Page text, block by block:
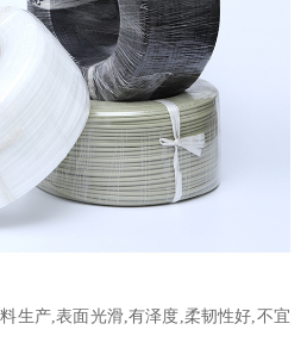
生产,表面光滑,有泽度,柔韧性好,不宜